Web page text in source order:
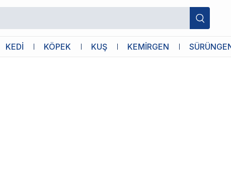
KEDİ KÖPEK KUŞ KEMİRGEN